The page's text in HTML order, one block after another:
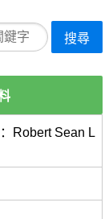
搜尋
Robert Sean L